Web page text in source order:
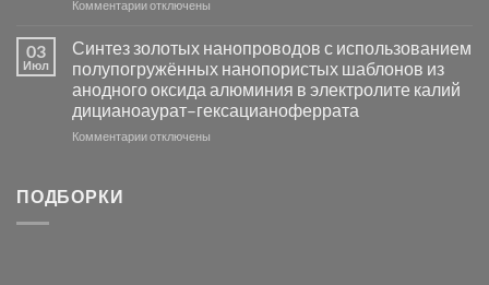
Серебра-
в
видимом
свете
с
помощью
модификации
Комментариик
серебра
с
электродов
серебра
и
отключены
03
Июл
Синтез золотых нанопроводов с использованием
полупогружённых нанопористых шаблонов из
анодного оксида алюминия в электролите калий
дицианоаурат–гексацианоферрата
Комментариикотключены
ПОДБОРКИ